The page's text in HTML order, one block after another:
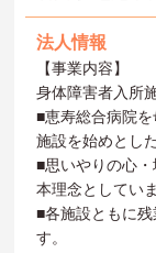
法人情報
【事業内容】
身体障害者入所
■恵寿総合病院
施設を始めとし
■思いやりの心
本理念としていま
■各施設ともに
す。